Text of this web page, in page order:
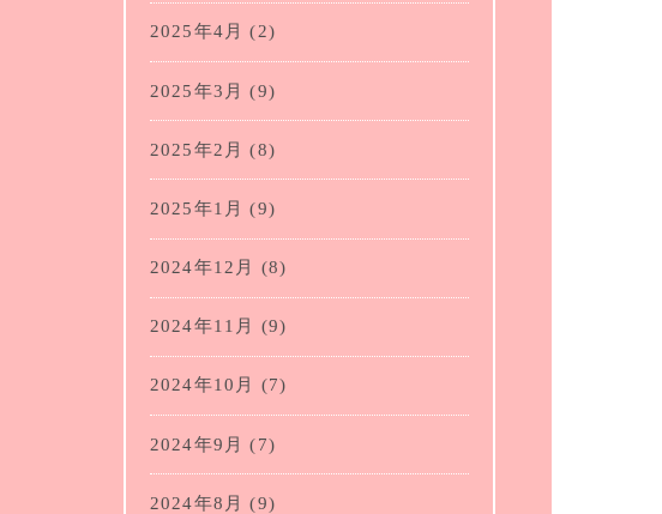
2025年4月 (2)
2025年3月 (9)
2025年2月 (8)
2025年1月 (9)
2024年12月 (8)
2024年11月 (9)
2024年10月 (7)
2024年9月 (7)
2024年8月 (9)